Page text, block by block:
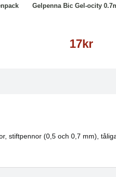
Gelpenna Bic Gel-ocity
17kr
stiftpennor (0,5 och 0,7 mm),